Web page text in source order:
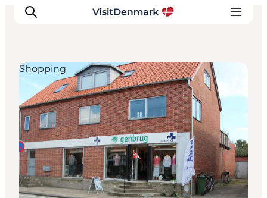
Ispirazioni
Dove andare
Cosa fare
Dove dormire
Pianifica il viaggio
Shopping